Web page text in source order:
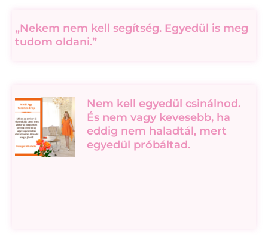
„Nekem nem kell segítség. Egyedül is meg
tudom oldani.”
Nem kell egyedül csinálnod.
És nem vagy kevesebb, ha
eddig nem haladtál, mert
egyedül próbáltad.